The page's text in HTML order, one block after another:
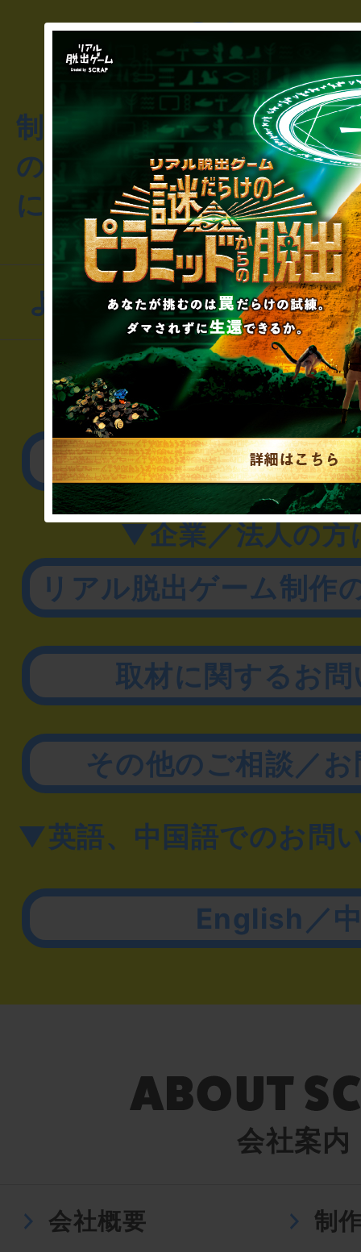
制作のご相談・コラボレ
のお客様からのご質問や
にお問い合わせください
よくあるお問い合わせ
▼一般のお客様
公演内容、チケット
▼企業／法人の方
リアル脱出ゲーム制作
取材に関するお
その他のご相談／
▼英語、中国語でのお問
English／
会社案内
会社概要 制